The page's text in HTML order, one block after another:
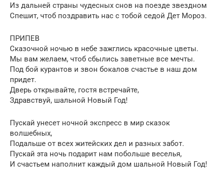
Из дальней страны чудесных снов на поезде звездном
Спешит, чтоб поздравить нас с тобой седой Дет Мороз.
ПРИПЕВ
Сказочной ночью в небе зажглись красочные цветы.
Мы вам желаем, чтоб сбылись заветные все мечты.
Под бой курантов и звон бокалов счастье в наш дом
придет.
Дверь открывайте, гостя встречайте,
Здравствуй, шальной Новый Год!
Пускай унесет ночной экспресс в мир сказок
волшебных,
Подальше от всех житейских дел и разных забот.
Пускай эта ночь подарит нам побольше веселья,
И счастьем наполнит каждый дом шальной Новый Год!